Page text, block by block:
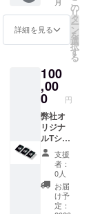
ション
におけ
る手数
料無料
codeと
ング時
におけ
る、成
約料金
から
10%の
ディス
カウン
トcode
を送付
させて
いただ
きま
詳細を見る
の
リ
タ
ー
ン
を
選
択
す
る
100
,00
0 円
弊社オ
リジナ
ルTシャ
ツの5枚
組
BOX(全
てMサ
イズ)と
1年間に
支援
者：
0人
お届
け予
定：